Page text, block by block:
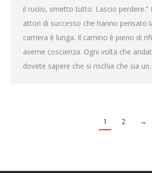
il ruolo, smetto tutto. Lascio perdere.”
attori di successo che hanno pensato
carriera è lunga. Il camino è pieno di
averne coscienza. Ogni volta che
dovete sapere che si rischia che sia
1 2 →